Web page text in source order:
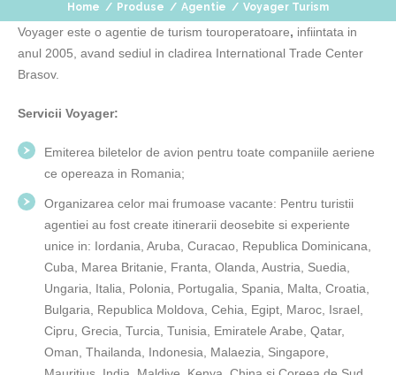
Home / Produse / Agentie / Voyager Turism
Voyager este o agentie de turism touroperatoare, infiintata in
anul 2005, avand sediul in cladirea International Trade Center
Brasov.
Servicii Voyager:
Emiterea biletelor de avion pentru toate companiile aeriene
ce opereaza in Romania;
Organizarea celor mai frumoase vacante: Pentru turistii
agentiei au fost create itinerarii deosebite si experiente
unice in: Iordania, Aruba, Curacao, Republica Dominicana,
Cuba, Marea Britanie, Franta, Olanda, Austria, Suedia,
Ungaria, Italia, Polonia, Portugalia, Spania, Malta, Croatia,
Bulgaria, Republica Moldova, Cehia, Egipt, Maroc, Israel,
Cipru, Grecia, Turcia, Tunisia, Emiratele Arabe, Qatar,
Oman, Thailanda, Indonesia, Malaezia, Singapore,